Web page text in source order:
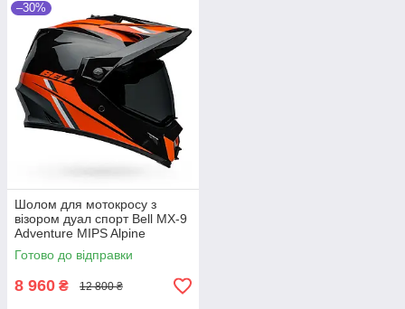
–30%
Шолом для мотокросу з
візором дуал спорт Bell MX-9
Adventure MIPS Alpine
Black/Orange - Large (59-
60см)
Готово до відправки
8 960 ₴ 12 800 ₴